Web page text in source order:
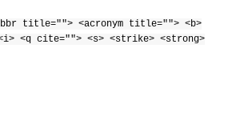
title=""> <acronym title=""> <b>
<q cite=""> <s> <strike> <strong>